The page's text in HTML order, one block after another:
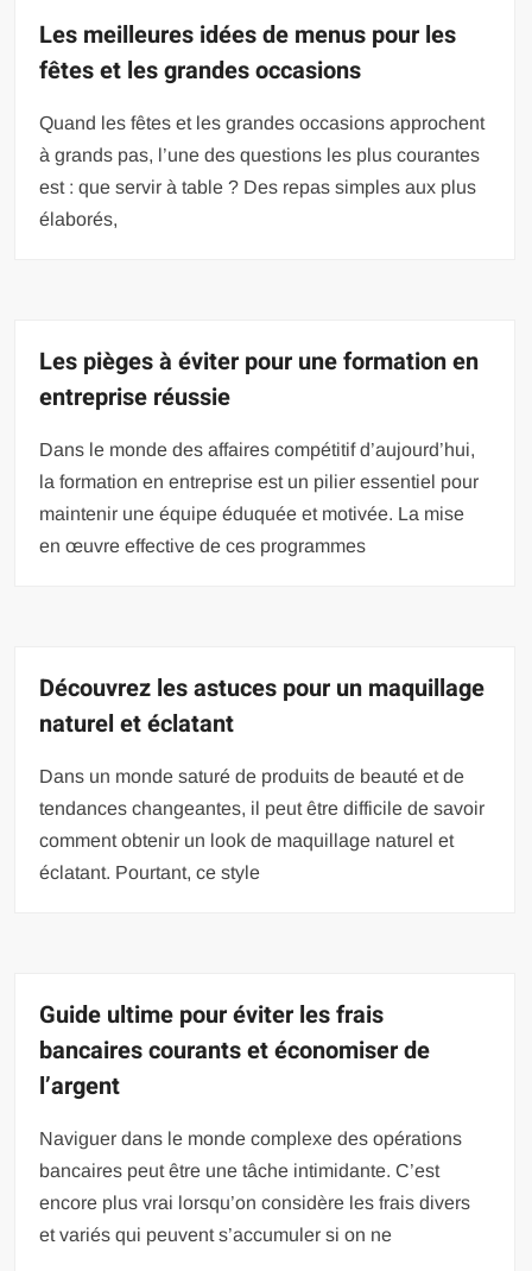
Les meilleures idées de menus pour les
fêtes et les grandes occasions
Quand les fêtes et les grandes occasions approchent
à grands pas, l’une des questions les plus courantes
est : que servir à table ? Des repas simples aux plus
élaborés,
Les pièges à éviter pour une formation en
entreprise réussie
Dans le monde des affaires compétitif d’aujourd’hui,
la formation en entreprise est un pilier essentiel pour
maintenir une équipe éduquée et motivée. La mise
en œuvre effective de ces programmes
Découvrez les astuces pour un maquillage
naturel et éclatant
Dans un monde saturé de produits de beauté et de
tendances changeantes, il peut être difficile de savoir
comment obtenir un look de maquillage naturel et
éclatant. Pourtant, ce style
Guide ultime pour éviter les frais
bancaires courants et économiser de
l’argent
Naviguer dans le monde complexe des opérations
bancaires peut être une tâche intimidante. C’est
encore plus vrai lorsqu’on considère les frais divers
et variés qui peuvent s’accumuler si on ne